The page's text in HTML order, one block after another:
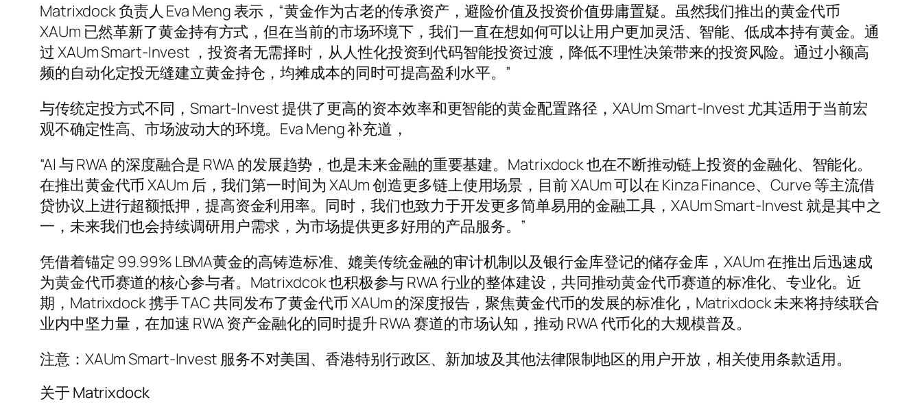
Matrixdock 负责人 Eva Meng 表示，“黄金作为古老的传承资产，避险价值及投资价值毋庸置疑。虽然我们推出的黄金代币
XAUm 已然革新了黄金持有方式，但在当前的市场环境下，我们一直在想如何可以让用户更加灵活、智能、低成本持有黄金。通
过 XAUm Smart-Invest ，投资者无需择时，从人性化投资到代码智能投资过渡，降低不理性决策带来的投资风险。通过小额高
频的自动化定投无缝建立黄金持仓，均摊成本的同时可提高盈利水平。”
与传统定投方式不同，Smart-Invest 提供了更高的资本效率和更智能的黄金配置路径，XAUm Smart-Invest 尤其适用于当前宏
观不确定性高、市场波动大的环境。Eva Meng 补充道，
“AI 与 RWA 的深度融合是 RWA 的发展趋势，也是未来金融的重要基建。Matrixdock 也在不断推动链上投资的金融化、智能化。
在推出黄金代币 XAUm 后，我们第一时间为 XAUm 创造更多链上使用场景，目前 XAUm 可以在 Kinza Finance、Curve 等主流借
贷协议上进行超额抵押，提高资金利用率。同时，我们也致力于开发更多简单易用的金融工具，XAUm Smart-Invest 就是其中之
一，未来我们也会持续调研用户需求，为市场提供更多好用的产品服务。”
凭借着锚定 99.99% LBMA黄金的高铸造标准、媲美传统金融的审计机制以及银行金库登记的储存金库，XAUm 在推出后迅速成
为黄金代币赛道的核心参与者。Matrixdcok 也积极参与 RWA 行业的整体建设，共同推动黄金代币赛道的标准化、专业化。近
期，Matrixdock 携手 TAC 共同发布了黄金代币 XAUm 的深度报告，聚焦黄金代币的发展的标准化，Matrixdock 未来将持续联合
业内中坚力量，在加速 RWA 资产金融化的同时提升 RWA 赛道的市场认知，推动 RWA 代币化的大规模普及。
注意：XAUm Smart-Invest 服务不对美国、香港特别行政区、新加坡及其他法律限制地区的用户开放，相关使用条款适用。
关于 Matrixdock